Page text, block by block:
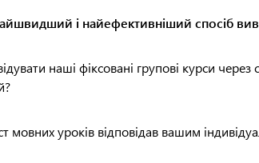
і найефективніший спосіб
наші фіксовані групові курси через
мовних уроків відповідав вашим